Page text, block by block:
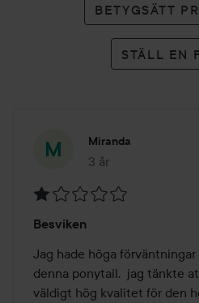
BETYGSÄTT
STÄLL EN
Miranda
3 år
Inlägget skapades 3
1
av
5
Besviken
Jag hade höga
denna ponytail.  jag tänkte
väldigt hög kvalitet för den